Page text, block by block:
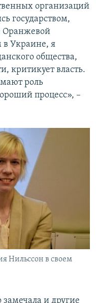
организаций
государством,
Оранжевой
Украине, я
общества,
критикует власть.
роль
процесс», –
Нильссон в своем
и другие